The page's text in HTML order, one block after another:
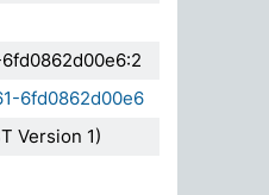
6fd0862d00e6
Version 1)